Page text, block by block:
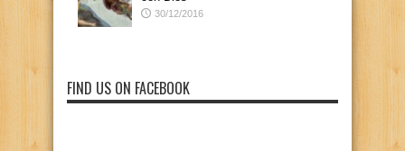
30/12/2016
FIND US ON FACEBOOK